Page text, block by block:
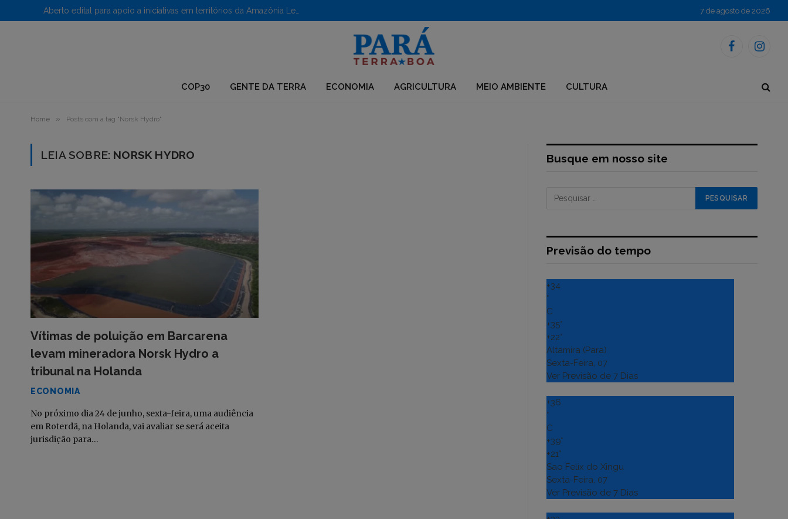
7 de agosto de 2026
Facebook
COP30 GENTE DA TERRA ECONOMIA AGRICULTURA MEIO AMBIENTE CULTURA
Home » Posts com a tag "Norsk Hydro"
LEIA SOBRE: NORSK HYDRO
Vítimas de poluição em Barcarena
levam mineradora Norsk Hydro a
tribunal na Holanda
ECONOMIA
No próximo dia 24 de junho, sexta-feira, uma audiência
em Roterdã, na Holanda, vai avaliar se será aceita
jurisdição para…
Busque em nosso site
Previsão do tempo
+34
°
C
+35°
+22°
Altamira (Para)
Sexta-Feira, 07
Ver Previsão de 7 Dias
+36
°
C
+39°
+21°
Sao Felix do Xingu
Sexta-Feira, 07
Ver Previsão de 7 Dias